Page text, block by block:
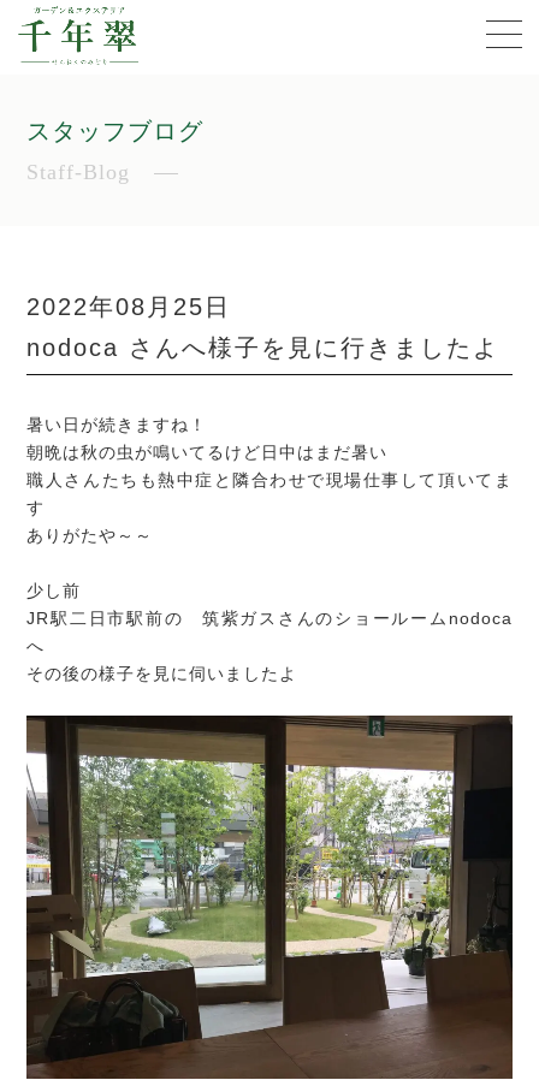
スタッフブログ
Staff-Blog
2022年08月25日
nodoca さんへ様子を見に行きましたよ
暑い日が続きますね！
朝晩は秋の虫が鳴いてるけど日中はまだ暑い
職人さんたちも熱中症と隣合わせで現場仕事して頂いてま
す
ありがたや～～
少し前
JR駅二日市駅前の 筑紫ガスさんのショールームnodoca
へ
その後の様子を見に伺いましたよ